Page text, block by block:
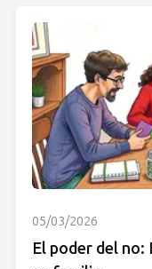
05/03/2026
El poder del